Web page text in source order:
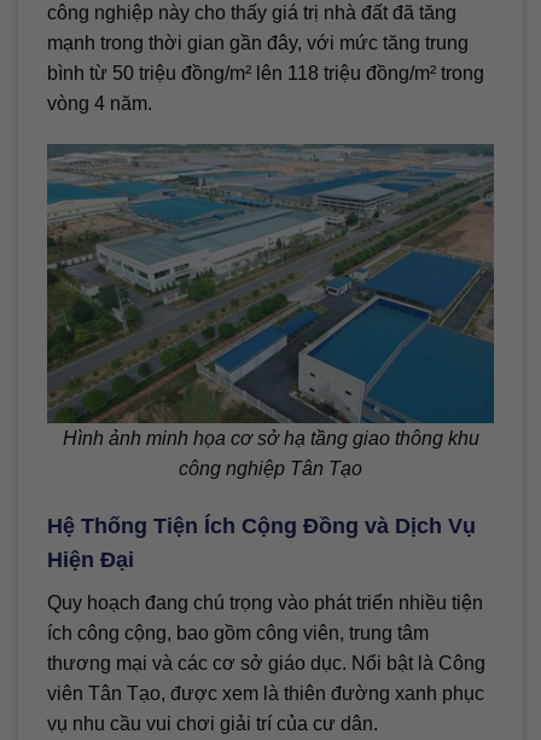
công nghiệp này cho thấy giá trị nhà đất đã tăng
mạnh trong thời gian gần đây, với mức tăng trung
bình từ 50 triệu đồng/m² lên 118 triệu đồng/m² trong
vòng 4 năm.
Hình ảnh minh họa cơ sở hạ tầng giao thông khu
công nghiệp Tân Tạo
Hệ Thống Tiện Ích Cộng Đồng và Dịch Vụ
Hiện Đại
Quy hoạch đang chú trọng vào phát triển nhiều tiện
ích công cộng, bao gồm công viên, trung tâm
thương mại và các cơ sở giáo dục. Nổi bật là Công
viên Tân Tạo, được xem là thiên đường xanh phục
vụ nhu cầu vui chơi giải trí của cư dân.